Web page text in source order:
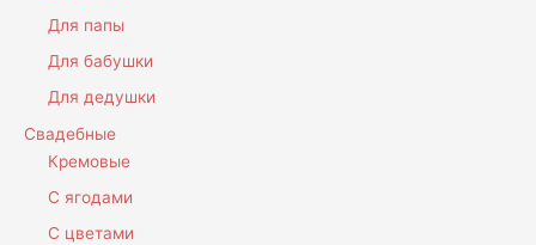
Для папы
Для бабушки
Для дедушки
Свадебные
Кремовые
С ягодами
С цветами